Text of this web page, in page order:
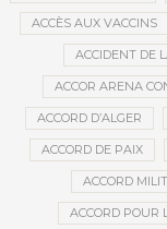
ACCÈS AUX VACCINS
ACCIDENT DE
ACCOR ARENA
ACCORD D’ALGER
ACCORD DE PAIX
ACCORD
ACCORD POUR